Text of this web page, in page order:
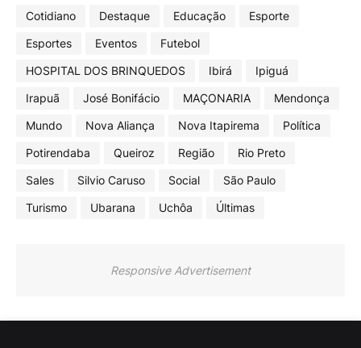
Cotidiano
Destaque Educação
Esporte
Esportes
Eventos
Futebol
HOSPITAL DOS BRINQUEDOS
Ibirá
Ipiguá
Irapuã
José Bonifácio MAÇONARIA
Mendonça
Mundo
Nova Aliança Nova Itapirema
Política
Potirendaba
Queiroz Região
Rio Preto
Sales
Silvio Caruso Social
São Paulo
Turismo
Ubarana Uchôa Últimas
Responsive Advertisement